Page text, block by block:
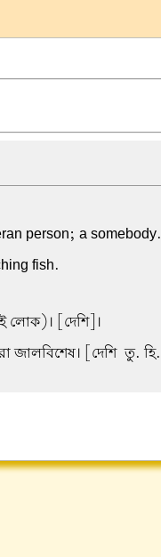
person; a somebody.
fish.
লোক)। [দেশি]।
জালবিশেষ। [দেশি-তু. হি.